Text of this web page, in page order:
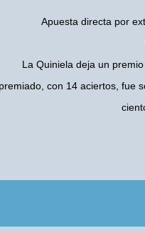
Apuesta directa por
La Quiniela deja un
con 14 aciertos, fue